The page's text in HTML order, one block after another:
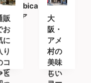
%Arabica
ア
ビ
キ
ウ
)」
て
を求
めて
〜 お
すす
めの
カフ
ェ・
販
お
に
り
コ
ヒ
大
阪・
アメ
村の
美味
しい